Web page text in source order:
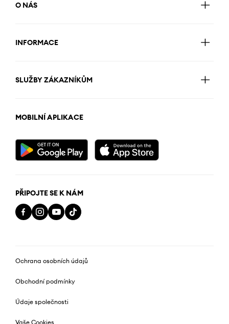
O NÁS
INFORMACE
SLUŽBY ZÁKAZNÍKŮM
MOBILNÍ APLIKACE
PŘIPOJTE SE K NÁM
Ochrana osobních údajů
Obchodní podmínky
Údaje společnosti
Vaše Cookies